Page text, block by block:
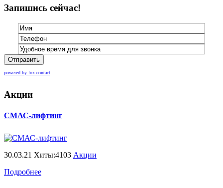
Запишись сейчас!
Отправить
powered by fox contact
Акции
СМАС-лифтинг
30.03.21 Хиты:4103 Акции
Подробнее